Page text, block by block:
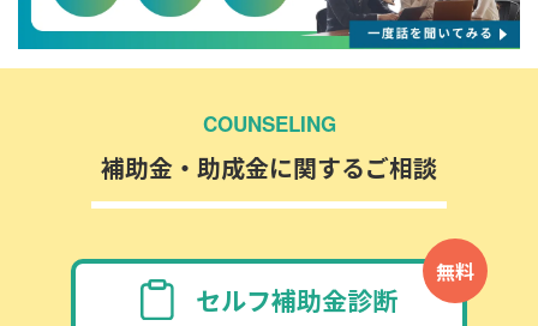
COUNSELING
補助金・助成金に関するご相談
無料
セルフ補助金診断